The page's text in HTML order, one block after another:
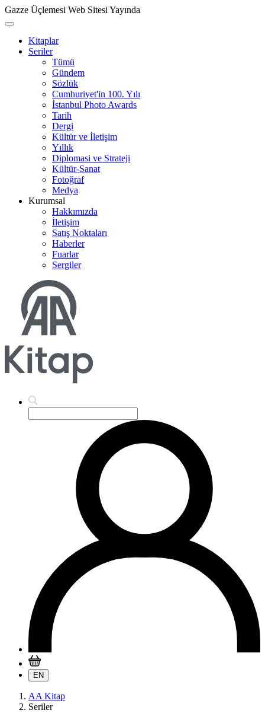
Gazze Üçlemesi Web Sitesi Yayında
Kitaplar
Seriler
Tümü
Gündem
Sözlük
Cumhuriyet'in 100. Yılı
İstanbul Photo Awards
Tarih
Dergi
Kültür ve İletişim
Yıllık
Diplomasi ve Strateji
Kültür-Sanat
Fotoğraf
Medya
Kurumsal
Hakkımızda
İletişim
Satış Noktaları
Haberler
Fuarlar
Sergiler
EN
AA Kitap
Seriler